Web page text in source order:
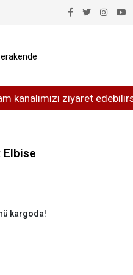
ziyaret edebilirsiniz
Elbise
kargoda!